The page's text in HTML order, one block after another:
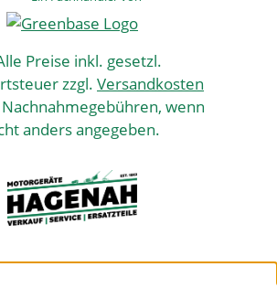
Preise inkl. gesetzl.
zzgl. Versandkosten
wenn
anders angegeben.